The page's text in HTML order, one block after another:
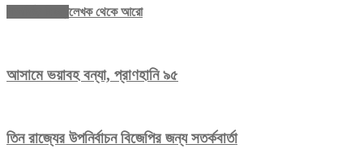
লেখক থেকে আরো
আসামে ভয়াবহ বন্যা, প্রাণহানি ৯৫
তিন রাজ্যের উপনির্বাচন বিজেপির জন্য সতর্কবার্তা